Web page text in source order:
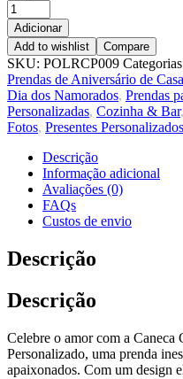
Adicionar
Add to wishlist
Compare
SKU: POLRCP009
Prendas de Aniversário de
Dia dos Namorados, Prendas
Personalizadas, Cozinha & Bar,
Fotos, Presentes Personalizados
Descrição
Informação adicional
Avaliações (0)
FAQs
Custos de envio
Descrição
Descrição
Celebre o amor com a Caneca
Personalizado, uma prenda
apaixonados. Com um design